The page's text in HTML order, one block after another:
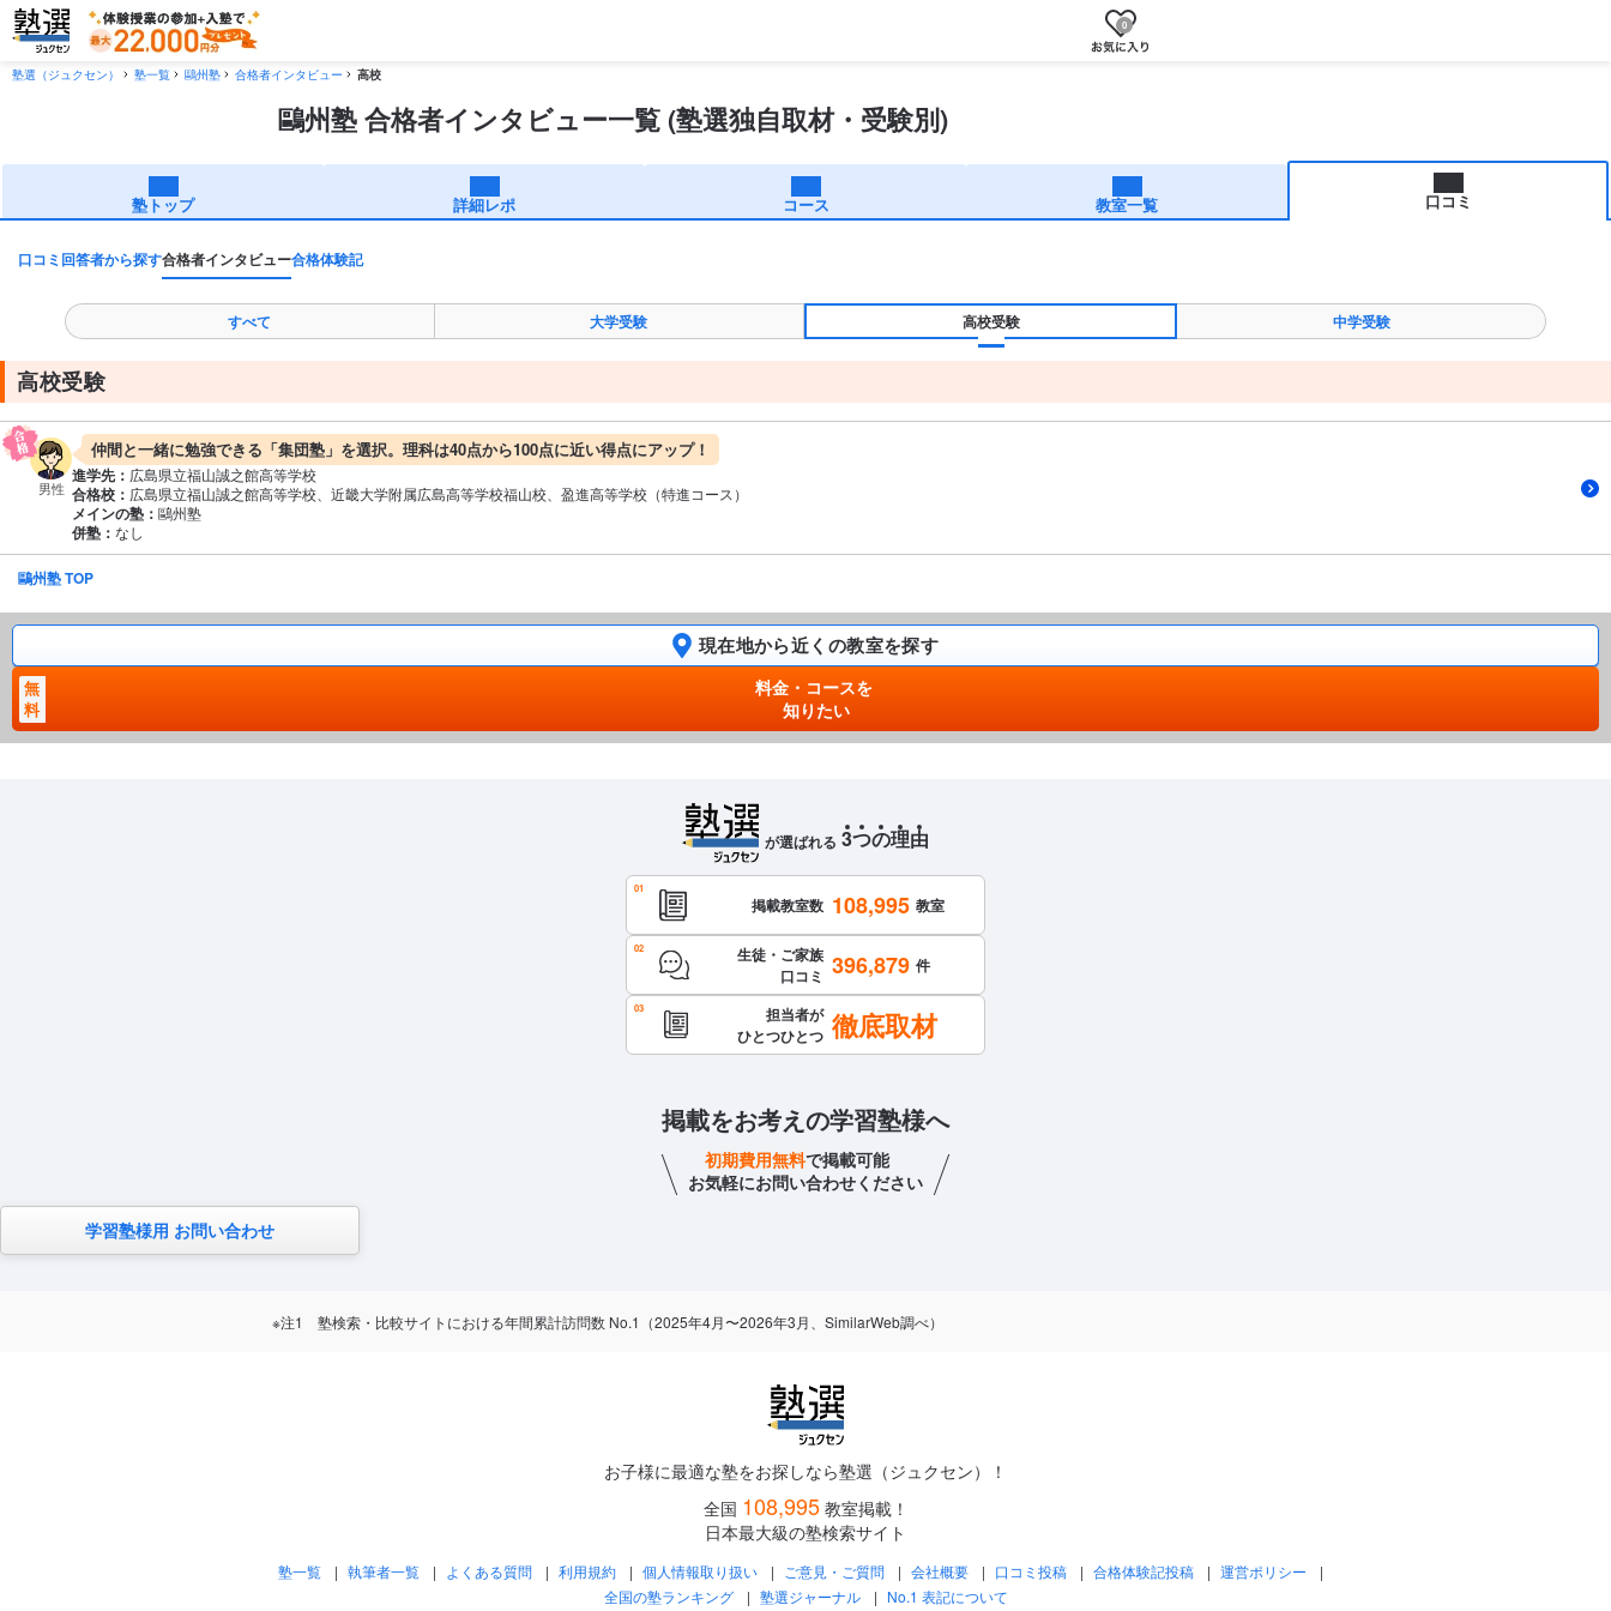
0
塾選（ジュクセン） 塾一覧 鷗州塾 合格者インタビュー 高校
鷗州塾 合格者インタビュー一覧 (塾選独自取材・受験別)
塾トップ 詳細レポ コース 教室一覧 口コミ
口コミ 回答者から探す合格者インタビュー合格体験記
すべて 大学受験 高校受験 中学受験
高校受験
男性
仲間と一緒に勉強できる「集団塾」を選択。理科は40点から100点に近い得点にアップ！
進学先： 広島県立福山誠之館高等学校
合格校： 広島県立福山誠之館高等学校、近畿大学附属広島高等学校福山校、盈進高等学校（特進コース）
メインの塾： 鷗州塾
併塾： なし
鷗州塾 TOP
現在地から近くの教室を探す
無
料
料金・コースを
知りたい
が選ばれる 3つの理由
掲載教室数 108,995 教室
生徒・ご家族
口コミ 396,879 件
担当者が
ひとつひとつ 徹底取材
掲載をお考えの学習塾様へ
初期費用無料で掲載可能
お気軽にお問い合わせください
学習塾様用 お問い合わせ
※注1 塾検索・比較サイトにおける年間累計訪問数 No.1（2025年4月〜2026年3月、SimilarWeb調べ）
お子様に最適な塾をお探しなら塾選（ジュクセン）！
全国 108,995 教室掲載！
日本最大級の塾検索サイト
塾一覧 執筆者一覧 よくある質問 利用規約 個人情報取り扱い ご意見・ご質問 会社概要 口コミ投稿 合格体験記投稿
運営ポリシー
全国の塾ランキング
塾選ジャーナル No.1 表記について